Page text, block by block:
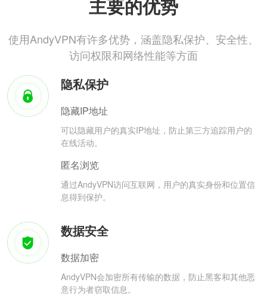
主要的优势
使用AndyVPN有许多优势，涵盖隐私保护、安全性、
访问权限和网络性能等方面
隐私保护
隐藏IP地址
可以隐藏用户的真实IP地址，防止第三方追踪用户的
在线活动。
匿名浏览
通过AndyVPN访问互联网，用户的真实身份和位置信
息得到保护。
数据安全
数据加密
AndyVPN会加密所有传输的数据，防止黑客和其他恶
意行为者窃取信息。